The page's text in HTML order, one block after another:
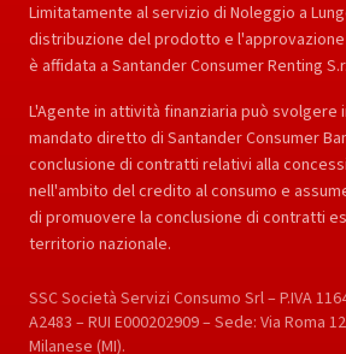
Limitatamente al servizio di Noleggio a
distribuzione del prodotto e
è affidata a Santander Consumer Renting
L'Agente in attività finanziaria può svolgere
mandato diretto di Santander Consumer
conclusione di contratti relativi alla
nell'ambito del credito al consumo e
di promuovere la conclusione di contratti
territorio nazionale.
SSC Società Servizi Consumo Srl – P.IVA
A2483 – RUI E000202909 – Sede: Via Roma
Milanese (MI).